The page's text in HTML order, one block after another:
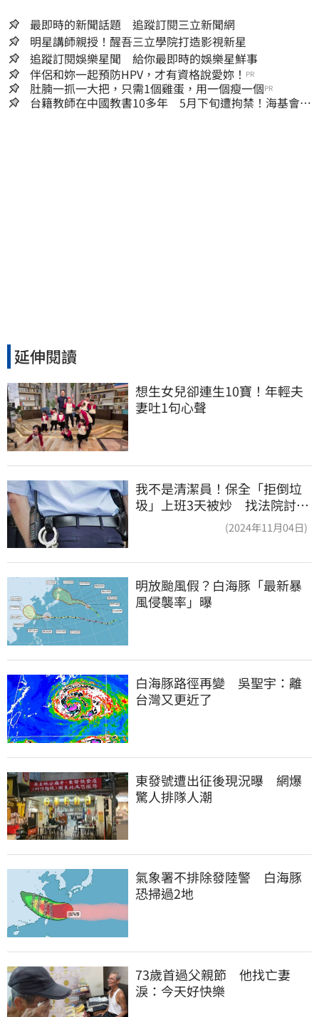
最即時的新聞話題 追蹤訂閱三立新聞網
明星講師親授！醒吾三立學院打造影視新星
追蹤訂閱娛樂星聞 給你最即時的娛樂星鮮事
伴侶和妳一起預防HPV，才有資格說愛妳！ PR
肚腩一抓一大把，只需1個雞蛋，用一個瘦一個PR
台籍教師在中國教書10多年 5月下旬遭拘禁！海基會揭
延伸閱讀
想生女兒卻連生10寶！年輕夫
妻吐1句心聲
我不是清潔員！保全「拒倒垃
圾」上班3天被炒 找法院討公
(2024年11月04日)
明放颱風假？白海豚「最新暴
風侵襲率」曝
白海豚路徑再變　吳聖宇：離
台灣又更近了
東發號遭出征後現況曝　網爆
驚人排隊人潮
氣象署不排除發陸警　白海豚
恐掃過2地
73歲首過父親節　他找亡妻
淚：今天好快樂